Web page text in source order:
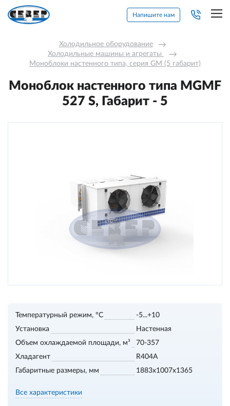
Напишите нам
Холодильное оборудование →
Холодильные машины и агрегаты →
Моноблоки настенного типа, серия GM (5 габарит)
Моноблок настенного типа MGМF
527 S, Габарит - 5
Температурный режим, °С
-5...+10
Установка
Настенная
Объем охлаждаемой площади, м³
70-357
Хладагент
R404A
Габаритные размеры, мм
1883х1007х1365
Все характеристики